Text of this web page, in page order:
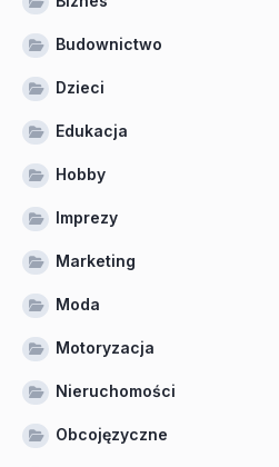
Budownictwo
Dzieci
Edukacja
Hobby
Imprezy
Marketing
Moda
Motoryzacja
Nieruchomości
Obcojęzyczne